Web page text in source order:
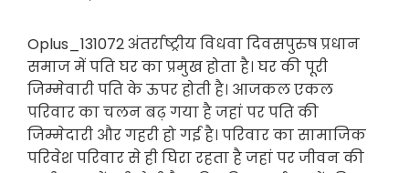
Oplus_131072 अंतर्राष्ट्रीय विधवा दिवसपुरुष प्रधान
समाज में पति घर का प्रमुख होता है। घर की पूरी
जिम्मेवारी पति के ऊपर होती है। आजकल एकल
परिवार का चलन बढ़ गया है जहां पर पति की
जिम्मेदारी और गहरी हो गई है। परिवार का सामाजिक
परिवेश परिवार से ही घिरा रहता है जहां पर जीवन की